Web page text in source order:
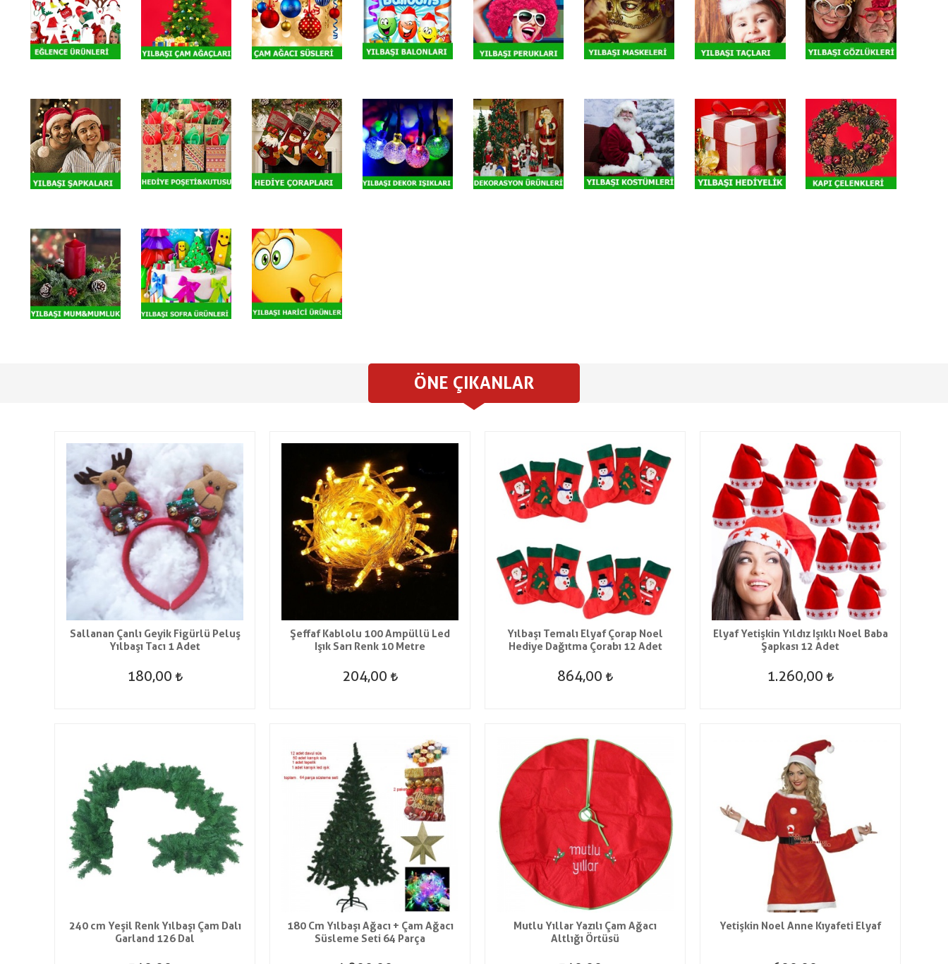
ÖNE ÇIKANLAR
Sallanan Çanlı Geyik Figürlü Peluş
Yılbaşı Tacı 1 Adet
180,00
Şeffaf Kablolu 100 Ampüllü Led
Işık Sarı Renk 10 Metre
204,00
Yılbaşı Temalı Elyaf Çorap Noel
Hediye Dağıtma Çorabı 12 Adet
864,00
Elyaf Yetişkin Yıldız Işıklı Noel Baba
Şapkası 12 Adet
1.260,00
240 cm Yeşil Renk Yılbaşı Çam Dalı
Garland 126 Dal
180 Cm Yılbaşı Ağacı + Çam Ağacı
Süsleme Seti 64 Parça
Mutlu Yıllar Yazılı Çam Ağacı
Altlığı Örtüsü
Yetişkin Noel Anne Kıyafeti Elyaf